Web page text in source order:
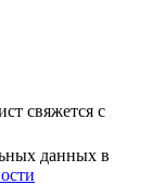
свяжется с
данных в